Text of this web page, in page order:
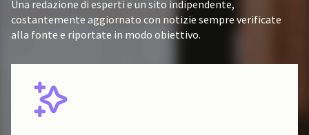
Una redazione di esperti e un sito indipendente,
costantemente aggiornato con notizie sempre verificate
alla fonte e riportate in modo obiettivo.